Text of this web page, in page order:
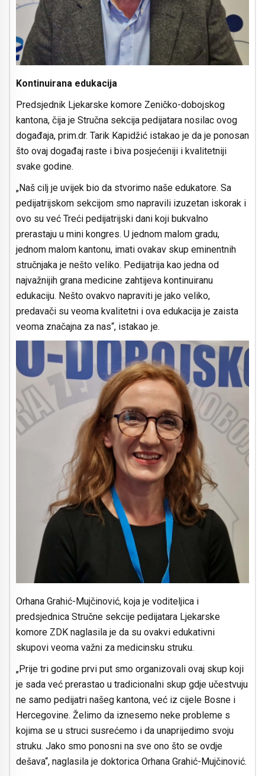
Kontinuirana edukacija
Predsjednik Ljekarske komore Zeničko-dobojskog
kantona, čija je Stručna sekcija pedijatara nosilac ovog
događaja, prim.dr. Tarik Kapidžić istakao je da je ponosan
što ovaj događaj raste i biva posjećeniji i kvalitetniji
svake godine.
„Naš cilj je uvijek bio da stvorimo naše edukatore. Sa
pedijatrijskom sekcijom smo napravili izuzetan iskorak i
ovo su već Treći pedijatrijski dani koji bukvalno
prerastaju u mini kongres. U jednom malom gradu,
jednom malom kantonu, imati ovakav skup eminentnih
stručnjaka je nešto veliko. Pedijatrija kao jedna od
najvažnijih grana medicine zahtijeva kontinuiranu
edukaciju. Nešto ovakvo napraviti je jako veliko,
predavači su veoma kvalitetni i ova edukacija je zaista
veoma značajna za nas“, istakao je.
Orhana Grahić-Mujčinović, koja je voditeljica i
predsjednica Stručne sekcije pedijatara Ljekarske
komore ZDK naglasila je da su ovakvi edukativni
skupovi veoma važni za medicinsku struku.
„Prije tri godine prvi put smo organizovali ovaj skup koji
je sada već prerastao u tradicionalni skup gdje učestvuju
ne samo pedijatri našeg kantona, već iz cijele Bosne i
Hercegovine. Želimo da iznesemo neke probleme s
kojima se u struci susrećemo i da unaprijedimo svoju
struku. Jako smo ponosni na sve ono što se ovdje
dešava“, naglasila je doktorica Orhana Grahić-Mujčinović.